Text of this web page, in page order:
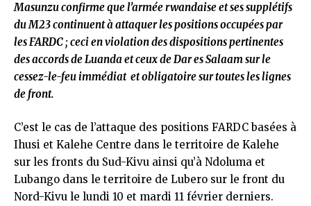
Masunzu confirme que l’armée rwandaise et ses supplétifs
du M23 continuent à attaquer les positions occupées par
les FARDC ; ceci en violation des dispositions pertinentes
des accords de Luanda et ceux de Dar es Salaam sur le
cessez-le-feu immédiat et obligatoire sur toutes les lignes
de front.
C’est le cas de l’attaque des positions FARDC basées à
Ihusi et Kalehe Centre dans le territoire de Kalehe
sur les fronts du Sud-Kivu ainsi qu’à Ndoluma et
Lubango dans le territoire de Lubero sur le front du
Nord-Kivu le lundi 10 et mardi 11 février derniers.